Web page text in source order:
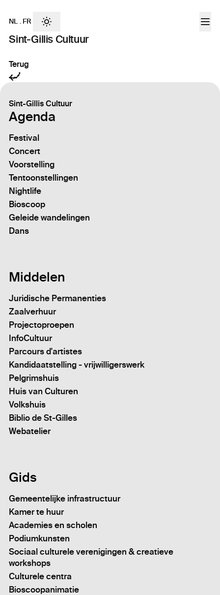
Sint-Gillis Cultuur
NL . FR
Terug
Sint-Gillis Cultuur
Agenda
Festival
Concert
Voorstelling
Tentoonstellingen
Nightlife
Bioscoop
Geleide wandelingen
Dans
Middelen
Juridische Permanenties
Zaalverhuur
Projectoproepen
InfoCultuur
Parcours d'artistes
Kandidaatstelling - vrijwilligerswerk
Pelgrimshuis
Huis van Culturen
Volkshuis
Biblio de St-Gilles
Webatelier
Gids
Gemeentelijke infrastructuur
Kamer te huur
Academies en scholen
Podiumkunsten
Sociaal culturele verenigingen & creatieve
workshops
Culturele centra
Bioscoopanimatie